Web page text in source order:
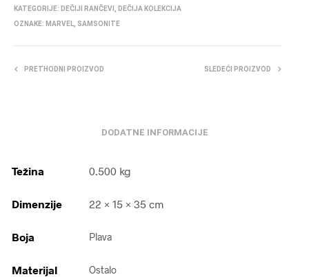
KATEGORIJE: DEČIJI RANČEVI
DEČIJA KOLEKCIJA
OZNAKE: MARVEL SAMSONITE
PRETHODNI PROIZVOD SLEDEĆI PROIZVOD
DODATNE INFORMACIJE
Težina 0.500 kg
Dimenzije 22 × 15 × 35 cm
Boja Plava
Materijal Ostalo